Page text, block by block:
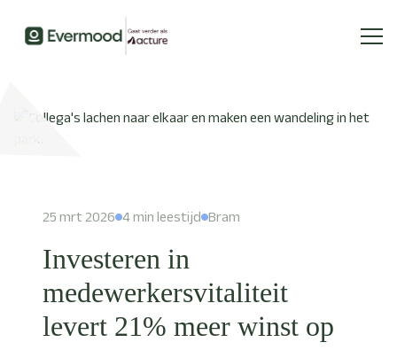
25 mrt 2026 4 min leestijd Bram
Investeren in
medewerkersvitaliteit
levert 21% meer winst op